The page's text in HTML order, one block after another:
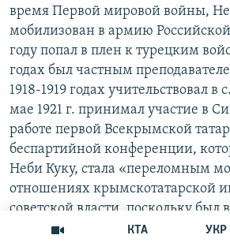
КТА УКР
время Первой мировой войны,
мобилизован в армию
году попал в плен к турецким
годах был частным
1918-1919 годах учительствовал
мае 1921 г. принимал участие в
работе первой Всекрымской
беспартийной конференции,
Неби Куку, стала «переломным
отношениях крымскотатарской
советской власти, поскольку был
сотрудничество и «участие в